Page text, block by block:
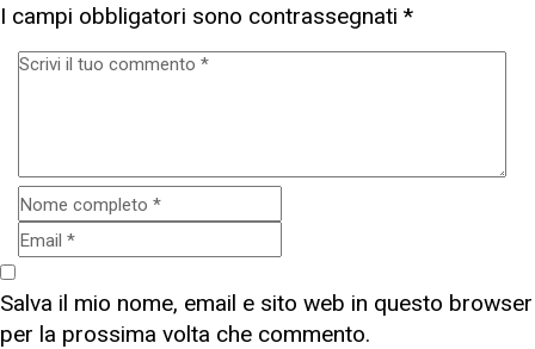
I campi obbligatori sono contrassegnati *
Salva il mio nome, email e sito web in questo browser
per la prossima volta che commento.